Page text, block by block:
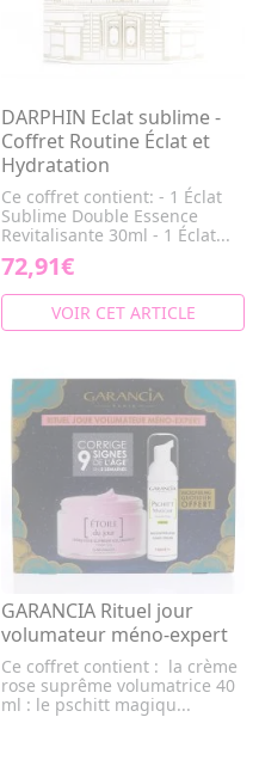
DARPHIN Eclat sublime -
Coffret Routine Éclat et
Hydratation
Ce coffret contient: - 1 Éclat
Sublime Double Essence
Revitalisante 30ml - 1 Éclat...
72,91€
VOIR CET ARTICLE
GARANCIA Rituel jour
volumateur méno-expert
Ce coffret contient : la crème
rose suprême volumatrice 40
ml : le pschitt magiqu...